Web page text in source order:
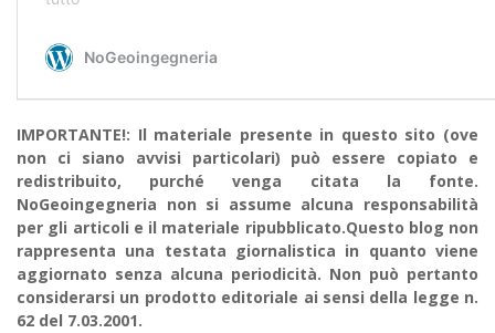
IMPORTANTE!: Il materiale presente in questo sito (ove
non ci siano avvisi particolari) può essere copiato e
redistribuito, purché venga citata la fonte.
NoGeoingegneria non si assume alcuna responsabilità
per gli articoli e il materiale ripubblicato.Questo blog non
rappresenta una testata giornalistica in quanto viene
aggiornato senza alcuna periodicità. Non può pertanto
considerarsi un prodotto editoriale ai sensi della legge n.
62 del 7.03.2001.